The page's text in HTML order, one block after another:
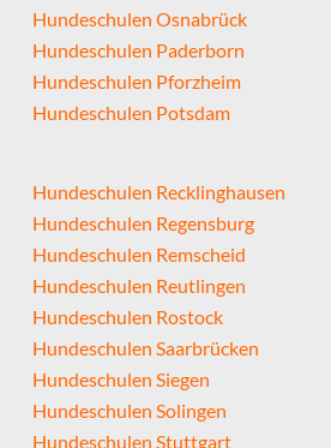
Hundeschulen Osnabrück
Hundeschulen Paderborn
Hundeschulen Pforzheim
Hundeschulen Potsdam
Hundeschulen Recklinghausen
Hundeschulen Regensburg
Hundeschulen Remscheid
Hundeschulen Reutlingen
Hundeschulen Rostock
Hundeschulen Saarbrücken
Hundeschulen Siegen
Hundeschulen Solingen
Hundeschulen Stuttgart